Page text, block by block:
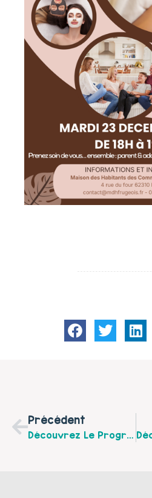
Précédent
Découvrez Le Programme Et Les Horaires D’ouverture De La Médiathèque D’Auchy-Lès-Hesdin Pour Le Mois De Décembre